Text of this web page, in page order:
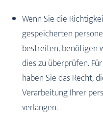
Wenn Sie die
gespeicherten
bestreiten, benötigen
dies zu überprüfen.
haben Sie das Recht,
Verarbeitung Ihrer
verlangen.